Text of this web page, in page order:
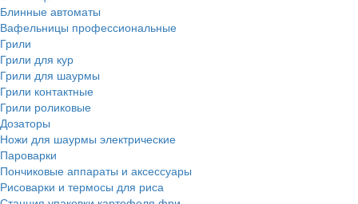
Блинные автоматы
Вафельницы профессиональные
Грили
Грили для кур
Грили для шаурмы
Грили контактные
Грили роликовые
Дозаторы
Ножи для шаурмы электрические
Пароварки
Пончиковые аппараты и аксессуары
Рисоварки и термосы для риса